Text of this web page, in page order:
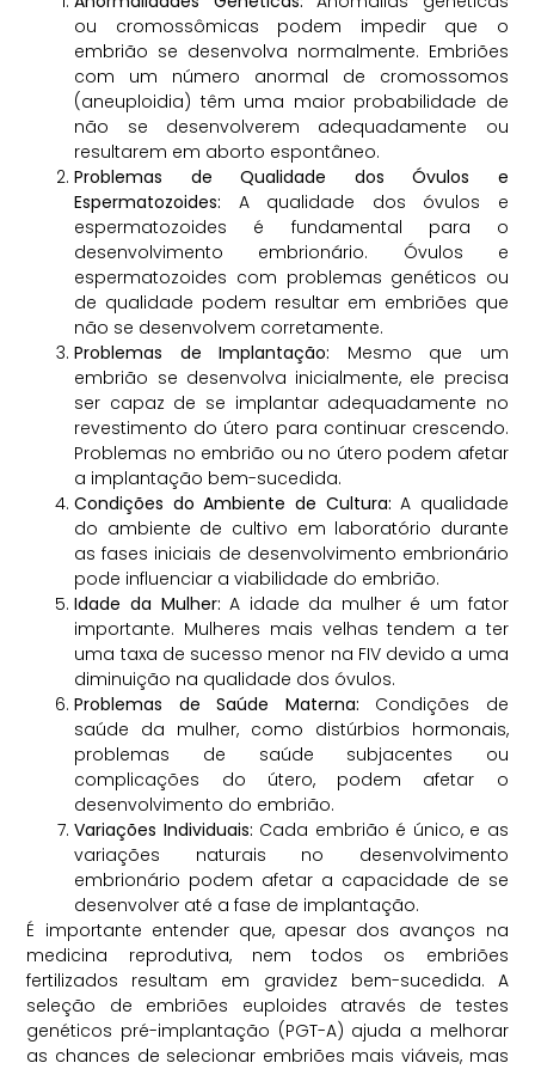
ou cromossômicas podem impedir que o
embrião se desenvolva normalmente. Embriões
com um número anormal de cromossomos
(aneuploidia) têm uma maior probabilidade de
não se desenvolverem adequadamente ou
resultarem em aborto espontâneo.
Problemas de Qualidade dos Óvulos e
Espermatozoides: A qualidade dos óvulos e
espermatozoides é fundamental para o
desenvolvimento embrionário. Óvulos e
espermatozoides com problemas genéticos ou
de qualidade podem resultar em embriões que
não se desenvolvem corretamente.
Problemas de Implantação: Mesmo que um
embrião se desenvolva inicialmente, ele precisa
ser capaz de se implantar adequadamente no
revestimento do útero para continuar crescendo.
Problemas no embrião ou no útero podem afetar
a implantação bem-sucedida.
Condições do Ambiente de Cultura: A qualidade
do ambiente de cultivo em laboratório durante
as fases iniciais de desenvolvimento embrionário
pode influenciar a viabilidade do embrião.
Idade da Mulher: A idade da mulher é um fator
importante. Mulheres mais velhas tendem a ter
uma taxa de sucesso menor na FIV devido a uma
diminuição na qualidade dos óvulos.
Problemas de Saúde Materna: Condições de
saúde da mulher, como distúrbios hormonais,
problemas de saúde subjacentes ou
complicações do útero, podem afetar o
desenvolvimento do embrião.
Variações Individuais: Cada embrião é único, e as
variações naturais no desenvolvimento
embrionário podem afetar a capacidade de se
desenvolver até a fase de implantação.
É importante entender que, apesar dos avanços na
medicina reprodutiva, nem todos os embriões
fertilizados resultam em gravidez bem-sucedida. A
seleção de embriões euploides através de testes
genéticos pré-implantação (PGT-A) ajuda a melhorar
as chances de selecionar embriões mais viáveis, mas